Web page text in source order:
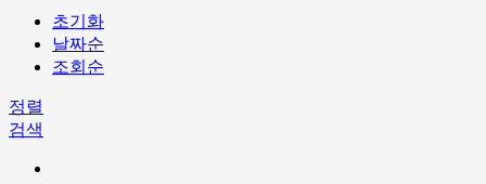
초기화
날짜순
조회순
정렬
검색